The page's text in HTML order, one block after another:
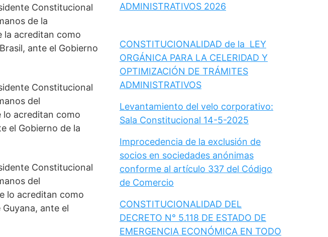
Constitucional
de la
la acreditan como
ante el Gobierno
Constitucional
del
lo acreditan como
el Gobierno de la
Constitucional
del
lo acreditan como
ante el
ADMINISTRATIVOS 2026
CONSTITUCIONALIDAD de la LEY
ORGÁNICA PARA LA CELERIDAD Y
OPTIMIZACIÓN DE TRÁMITES
ADMINISTRATIVOS
Levantamiento del velo corporativo:
Sala Constitucional 14-5-2025
Improcedencia de la exclusión de
socios en sociedades anónimas
conforme al artículo 337 del Código
de Comercio
CONSTITUCIONALIDAD DEL
DECRETO N° 5.118 DE ESTADO DE
EMERGENCIA ECONÓMICA EN TODO